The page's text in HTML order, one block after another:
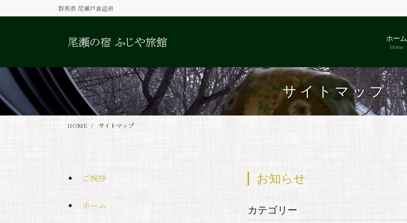
ン
に
動
ビ
ョ
に
移
動
群馬県 尾瀬戸倉温泉
ホーム
Home
サイトマップ
HOME サイトマップ
ご挨拶
ホーム
お知らせ
カテゴリー